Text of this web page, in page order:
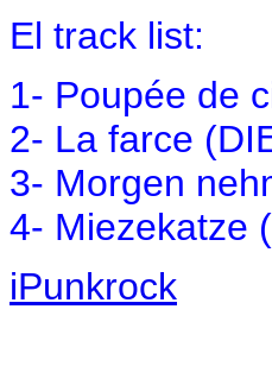
El track list:
1- Poupée de
2- La farce
3- Morgen
4- Miezekatze
iPunkrock